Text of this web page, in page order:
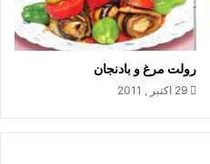
رولت مرغ و بادنجان
29 اکتبر , 2011